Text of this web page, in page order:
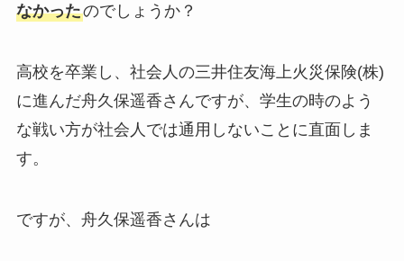
なかったのでしょうか？
高校を卒業し、社会人の三井住友海上火災保険(株)
に進んだ舟久保遥香さんですが、学生の時のよう
な戦い方が社会人では通用しないことに直面しま
す。
ですが、舟久保遥香さんは